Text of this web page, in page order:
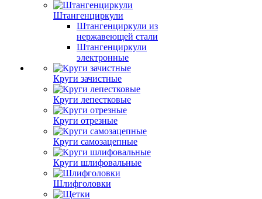
Штангенциркули
Штангенциркули из
нержавеющей стали
Штангенциркули
электронные
Круги зачистные
Круги лепестковые
Круги отрезные
Круги самозацепные
Круги шлифовальные
Шлифголовки